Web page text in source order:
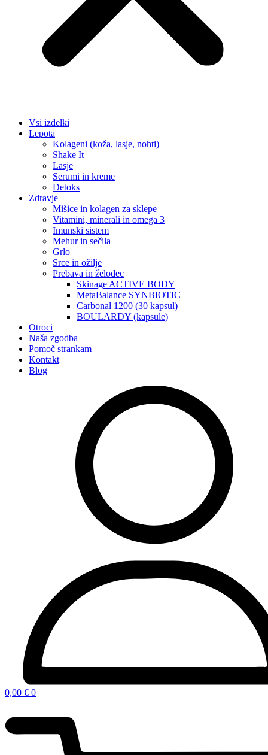
Vsi izdelki
Lepota
Kolageni (koža, lasje, nohti)
Shake It
Lasje
Serumi in kreme
Detoks
Zdravje
Mišice in kolagen za sklepe
Vitamini, minerali in omega 3
Imunski sistem
Mehur in sečila
Grlo
Srce in ožilje
Prebava in želodec
Skinage ACTIVE BODY
MetaBalance SYNBIOTIC
Carbonal 1200 (30 kapsul)
BOULARDY (kapsule)
Otroci
Naša zgodba
Pomoč strankam
Kontakt
Blog
0,00 € 0